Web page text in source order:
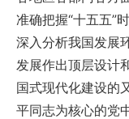
准确把握“十五五”
深入分析我国发展
发展作出顶层设计
国式现代化建设的
平同志为核心的党